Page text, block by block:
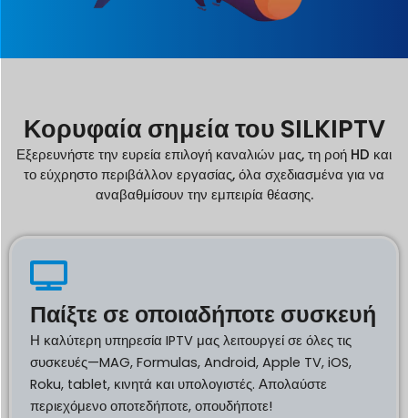
Κορυφαία σημεία του SILKIPTV
Εξερευνήστε την ευρεία επιλογή καναλιών μας, τη ροή HD και
το εύχρηστο περιβάλλον εργασίας, όλα σχεδιασμένα για να
αναβαθμίσουν την εμπειρία θέασης.
Παίξτε σε οποιαδήποτε συσκευή
Η καλύτερη υπηρεσία IPTV μας λειτουργεί σε όλες τις
συσκευές—MAG, Formulas, Android, Apple TV, iOS,
Roku, tablet, κινητά και υπολογιστές. Απολαύστε
περιεχόμενο οποτεδήποτε, οπουδήποτε!